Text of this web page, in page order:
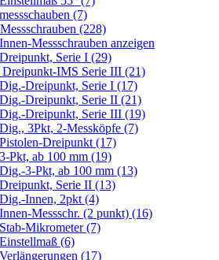
(7)
(228)
Innen-Messschrauben anzeigen
Dreipunkt, Serie I (29)
Dreipunkt-IMS Serie III (21)
Dig.-Dreipunkt, Serie I (17)
Dig.-Dreipunkt, Serie II (21)
Dig.-Dreipunkt, Serie III (19)
Dig., 3Pkt, 2-Messköpfe (7)
Pistolen-Dreipunkt (17)
3-Pkt, ab 100 mm (19)
Dig.-3-Pkt, ab 100 mm (13)
Dreipunkt, Serie II (13)
Dig.-Innen, 2pkt (4)
Innen-Messschr. (2 punkt) (16)
Stab-Mikrometer (7)
Einstellmaß (6)
Verlängerungen (17)